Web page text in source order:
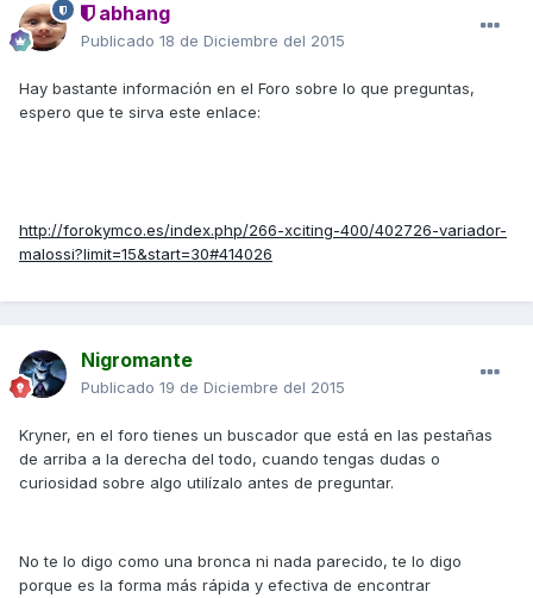
abhang
Publicado 18 de Diciembre del 2015
Hay bastante información en el Foro sobre lo que preguntas,
espero que te sirva este enlace:
http://forokymco.es/index.php/266-xciting-400/402726-variador-
malossi?limit=15&start=30#414026
Nigromante
Publicado 19 de Diciembre del 2015
Kryner, en el foro tienes un buscador que está en las pestañas
de arriba a la derecha del todo, cuando tengas dudas o
curiosidad sobre algo utilízalo antes de preguntar.
No te lo digo como una bronca ni nada parecido, te lo digo
porque es la forma más rápida y efectiva de encontrar